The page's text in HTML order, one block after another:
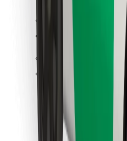
Fai una corsa in pochi minuti!
Scarica Bolt